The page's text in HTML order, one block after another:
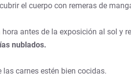
el cuerpo con remeras de
antes de la exposición al sol y
nublados.
carnes estén bien cocidas.